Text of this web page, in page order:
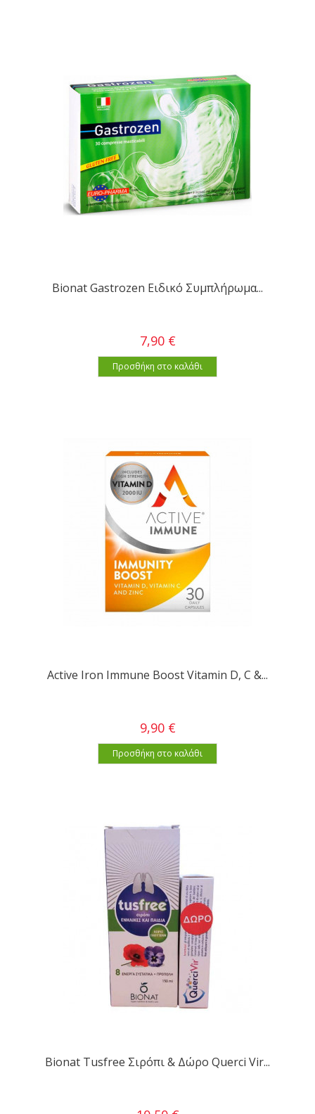
Bionat Gastrozen Ειδικό Συμπλήρωμα...
7,90 €
Προσθήκη στο καλάθι
Active Iron Immune Boost Vitamin D, C &...
9,90 €
Προσθήκη στο καλάθι
Bionat Tusfree Σιρόπι & Δώρο Querci Vir...